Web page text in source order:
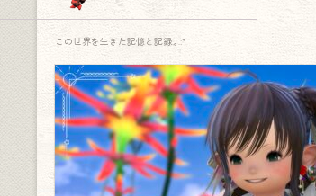
この世界を生きた記憶と記録.｡.:*